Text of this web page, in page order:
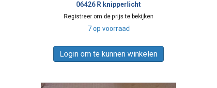
06426 R knipperlicht
Registreer om de prijs te bekijken
7 op voorraad
Login om te kunnen winkelen